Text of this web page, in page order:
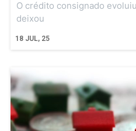
18 JUL, 25
O crédito consignado
deixou